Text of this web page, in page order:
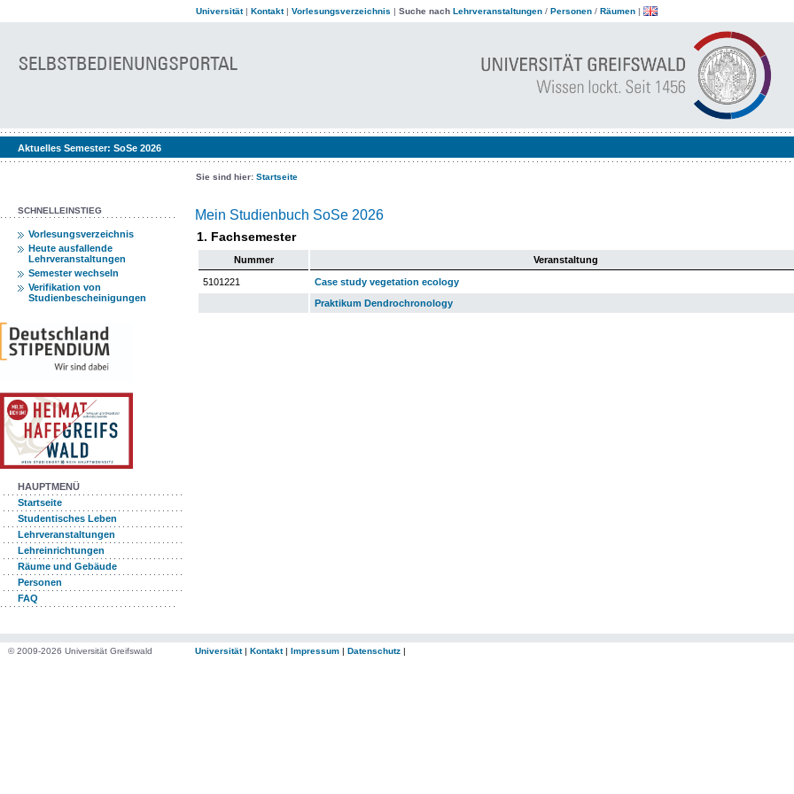
Universität| Kontakt| Vorlesungsverzeichnis | Suche nach Lehrveranstaltungen / Personen / Räumen |
Aktuelles Semester: SoSe 2026
Sie sind hier: Startseite
SCHNELLEINSTIEG
Vorlesungsverzeichnis
Heute ausfallende
Lehrveranstaltungen
Semester wechseln
Verifikation von
Studienbescheinigungen
HAUPTMENÜ
Startseite
Studentisches Leben
Lehrveranstaltungen
Lehreinrichtungen
Räume und Gebäude
Personen
FAQ
Mein Studienbuch SoSe 2026
1. Fachsemester
Nummer Veranstaltung
5101221
Case study vegetation ecology
Praktikum Dendrochronology
© 2009-2026 Universität Greifswald Universität| Kontakt| Impressum | Datenschutz |